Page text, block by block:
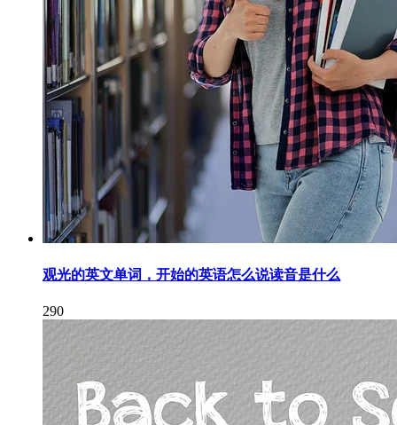
观光的英文单词，开始的英语怎么说读音是什么
290